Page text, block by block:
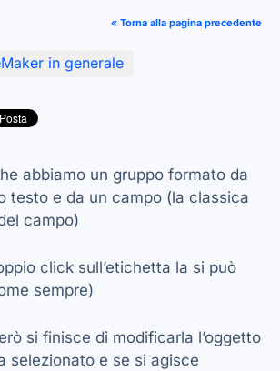
« Torna alla pagina precedente
in generale
abbiamo un gruppo formato da
testo e da un campo (la classica
campo)
click sull’etichetta la si può
sempre)
si finisce di modificarla l’oggetto
selezionato e se si agisce